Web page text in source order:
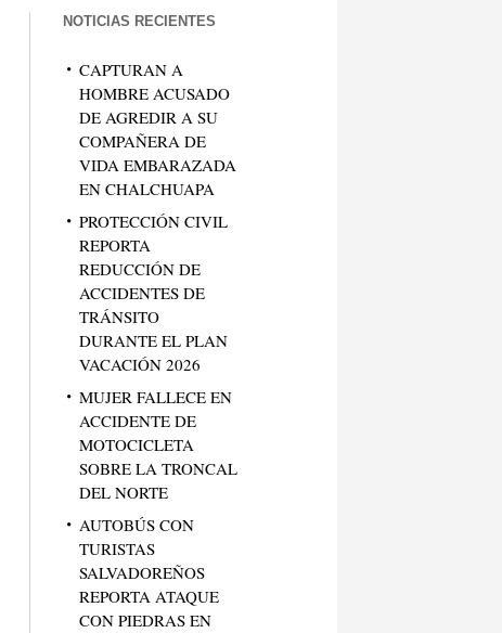
NOTICIAS RECIENTES
CAPTURAN A
HOMBRE ACUSADO
DE AGREDIR A SU
COMPAÑERA DE
VIDA EMBARAZADA
EN CHALCHUAPA
PROTECCIÓN CIVIL
REPORTA
REDUCCIÓN DE
ACCIDENTES DE
TRÁNSITO
DURANTE EL PLAN
VACACIÓN 2026
MUJER FALLECE EN
ACCIDENTE DE
MOTOCICLETA
SOBRE LA TRONCAL
DEL NORTE
AUTOBÚS CON
TURISTAS
SALVADOREÑOS
REPORTA ATAQUE
CON PIEDRAS EN